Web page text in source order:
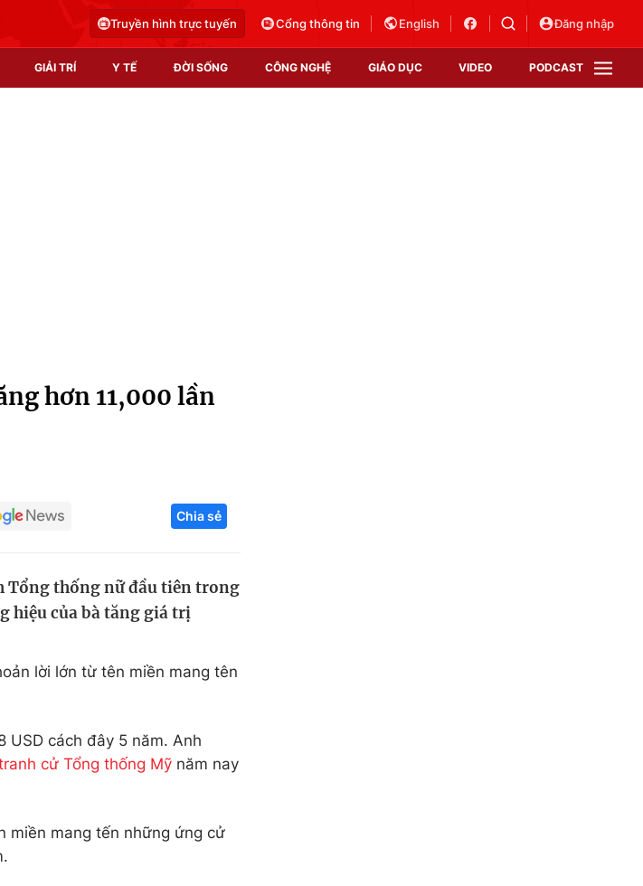
Truyền hình trực tuyến Cổng thông tin English Đăng nhập
GIẢI TRÍ Y TẾ ĐỜI SỐNG CÔNG NGHỆ GIÁO DỤC VIDEO PODCAST
Infographic
Hitech Công nghệ tương lai
Thị trường
hơn 11,000 lần
Chia sẻ
Tổng thống nữ đầu tiên trong
hiệu của bà tăng giá trị
lời lớn từ tên miền mang tên
USD cách đây 5 năm. Anh
cử Tổng thống Mỹ năm nay
miền mang tến những ứng cử